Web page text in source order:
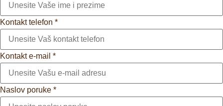
Kontakt telefon *
Kontakt e-mail *
Naslov poruke *